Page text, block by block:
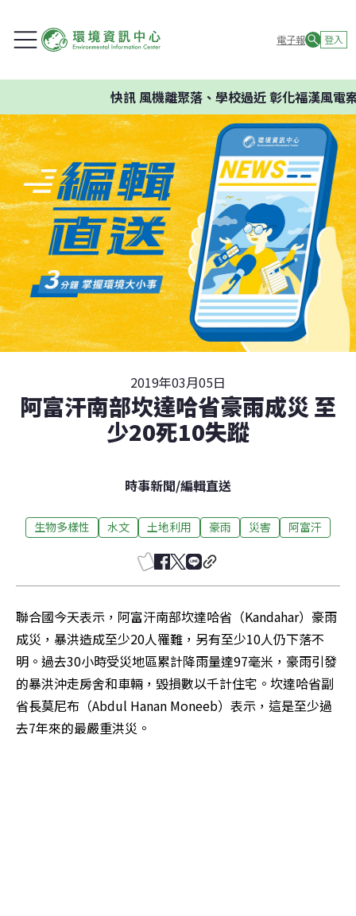
電子報 登入
快訊風機離聚落、學校過近 彰化福漢風電案
2019年03月05日
阿富汗南部坎達哈省豪雨成災 至
少20死10失蹤
時事新聞/編輯直送
生物多樣性 水文 土地利用 豪雨 災害 阿富汗
聯合國今天表示，阿富汗南部坎達哈省（Kandahar）豪雨
成災，暴洪造成至少20人罹難，另有至少10人仍下落不
明。過去30小時受災地區累計降雨量達97毫米，豪雨引發
的暴洪沖走房舍和車輛，毀損數以千計住宅。坎達哈省副
省長莫尼布（Abdul Hanan Moneeb）表示，這是至少過
去7年來的最嚴重洪災。